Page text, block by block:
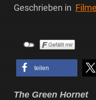
Geschrieben in Filme
teilen
The Green Hornet